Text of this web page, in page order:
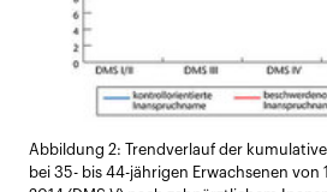
Abbildung 2: Trendverlauf der
bei 35- bis 44-jährigen Erwachsenen von